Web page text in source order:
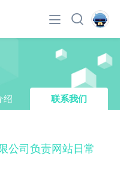
绍 联系我们
公司负责网站日常